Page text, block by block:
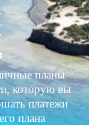
планы
которую вы
платежи
плана